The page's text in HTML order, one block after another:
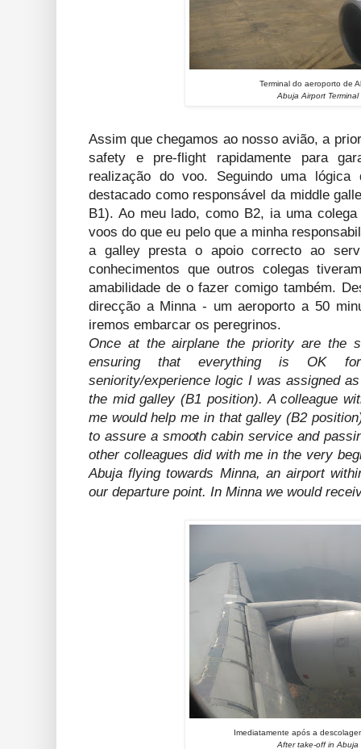
Terminal do aeroporto de
Abuja Airport Terminal
Assim que chegamos ao nosso avião, a
safety e pre-flight rapidamente para
realização do voo. Seguindo uma lógica
destacado como responsável da middle
B1). Ao meu lado, como B2, ia uma
voos do que eu pelo que a minha
a galley presta o apoio correcto ao
conhecimentos que outros colegas
amabilidade de o fazer comigo também.
direcção a Minna - um aeroporto a 50
iremos embarcar os peregrinos.
Once at the airplane the priority are the
ensuring that everything is OK
seniority/experience logic I was assigned
the mid galley (B1 position). A colleague
me would help me in that galley (B2
to assure a smooth cabin service and
other colleagues did with me in the very
Abuja flying towards Minna, an airport
our departure point. In Minna we would
Imediatamente após a
After take-off in Abuja